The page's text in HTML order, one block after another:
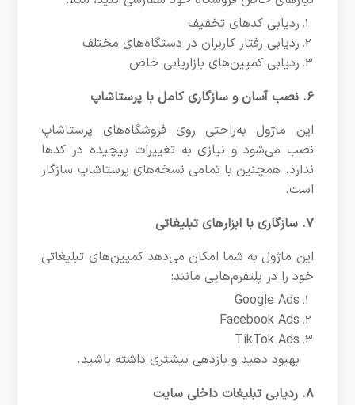
ردیابی کدهای تخفیف
ردیابی رفتار کاربران در دستگاه‌های مختلف
ردیابی کمپین‌های بازاریابی خاص
۶. نصب آسان و سازگاری کامل با پرستاشاپ
این ماژول به‌راحتی روی فروشگاه‌های پرستاشاپ
نصب می‌شود و نیازی به تغییرات پیچیده در کدها
ندارد. همچنین با تمامی نسخه‌های پرستاشاپ سازگار
است.
۷. سازگاری با ابزارهای تبلیغاتی
این ماژول به شما امکان می‌دهد کمپین‌های تبلیغاتی
خود را در پلتفرم‌هایی مانند:
Google Ads
Facebook Ads
TikTok Ads
بهبود دهید و بازدهی بیشتری داشته باشید.
۸. ردیابی تبلیغات داخلی سایت